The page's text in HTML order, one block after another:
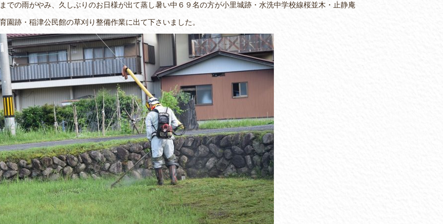
の雨がやみ、久しぶりのお日様が出て蒸し暑い中６９名の方が小里城跡・水洗中学校線桜並木・止静庵
園跡・稲津公民館の草刈り整備作業に出て下さいました。